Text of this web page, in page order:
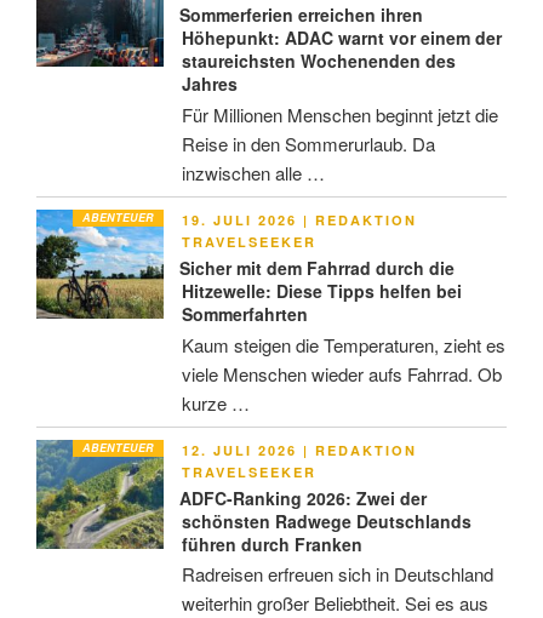
Sommerferien erreichen ihren
Höhepunkt: ADAC warnt vor einem der
staureichsten Wochenenden des
Jahres
Für Millionen Menschen beginnt jetzt die
Reise in den Sommerurlaub. Da
inzwischen alle …
ABENTEUER
VERÖFFENTLICHT
AM
19. JULI 2026 | REDAKTION
TRAVELSEEKER
Sicher mit dem Fahrrad durch die
Hitzewelle: Diese Tipps helfen bei
Sommerfahrten
Kaum steigen die Temperaturen, zieht es
viele Menschen wieder aufs Fahrrad. Ob
kurze …
ABENTEUER
VERÖFFENTLICHT
AM
12. JULI 2026 | REDAKTION
TRAVELSEEKER
ADFC-Ranking 2026: Zwei der
schönsten Radwege Deutschlands
führen durch Franken
Radreisen erfreuen sich in Deutschland
weiterhin großer Beliebtheit. Sei es aus